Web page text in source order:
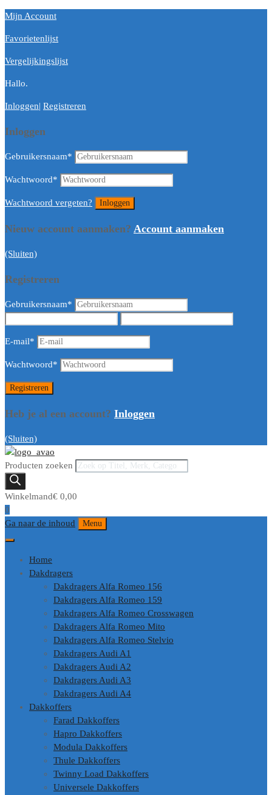
Mijn Account
Favorietenlijst
Vergelijkingslijst
Hallo.
Inloggen| Registreren
Inloggen
Gebruikersnaam*
Wachtwoord*
Wachtwoord vergeten?
Nieuw account aanmaken? Account aanmaken
(Sluiten)
Registreren
Gebruikersnaam*
E-mail*
Wachtwoord*
Heb je al een account? Inloggen
(Sluiten)
Producten zoeken
Winkelmand€ 0,00
0
Ga naar de inhoud
Menu
Home
Dakdragers
Dakdragers Alfa Romeo 156
Dakdragers Alfa Romeo 159
Dakdragers Alfa Romeo Crosswagen
Dakdragers Alfa Romeo Mito
Dakdragers Alfa Romeo Stelvio
Dakdragers Audi A1
Dakdragers Audi A2
Dakdragers Audi A3
Dakdragers Audi A4
Dakkoffers
Farad Dakkoffers
Hapro Dakkoffers
Modula Dakkoffers
Thule Dakkoffers
Twinny Load Dakkoffers
Universele Dakkoffers